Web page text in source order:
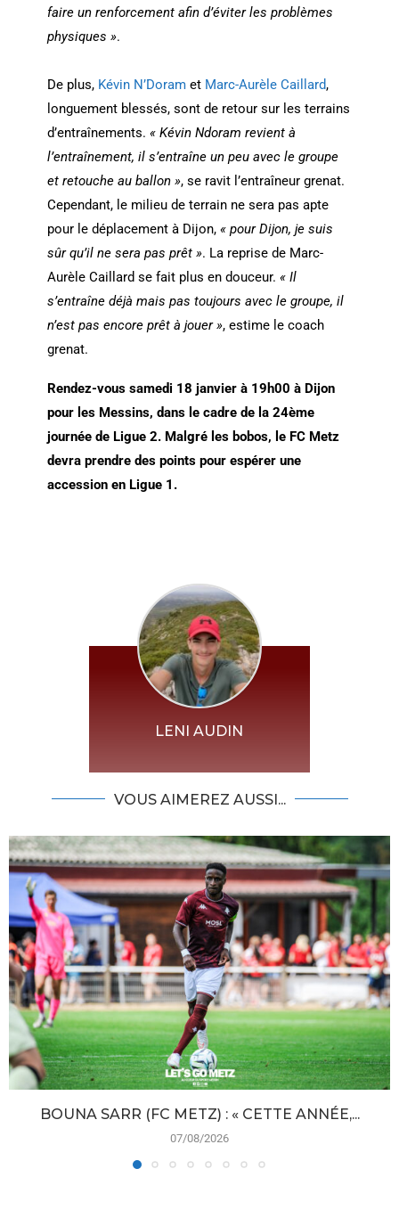
faire un renforcement afin d’éviter les problèmes
physiques ».
De plus, Kévin N’Doramet Marc-Aurèle Caillard,
longuement blessés, sont de retour sur les terrains
d’entraînements. « Kévin Ndoram revient à
l’entraînement, il s’entraîne un peu avec le groupe
et retouche au ballon », se ravit l’entraîneur grenat.
Cependant, le milieu de terrain ne sera pas apte
pour le déplacement à Dijon, « pour Dijon, je suis
sûr qu’il ne sera pas prêt ». La reprise de Marc-
Aurèle Caillard se fait plus en douceur. « Il
s’entraîne déjà mais pas toujours avec le groupe, il
n’est pas encore prêt à jouer », estime le coach
grenat.
Rendez-vous samedi 18 janvier à 19h00 à Dijon
pour les Messins, dans le cadre de la 24ème
journée de Ligue 2. Malgré les bobos, le FC Metz
devra prendre des points pour espérer une
accession en Ligue 1.
LENI AUDIN
VOUS AIMEREZ AUSSI...
BOUNA SARR (FC METZ) : « CETTE ANNÉE,...
07/08/2026